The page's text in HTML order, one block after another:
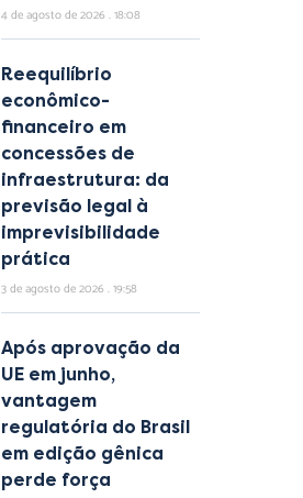
4 de agosto de 2026 18:08
Reequilíbrio
econômico-
financeiro em
concessões de
infraestrutura: da
previsão legal à
imprevisibilidade
prática
3 de agosto de 2026 19:58
Após aprovação da
UE em junho,
vantagem
regulatória do Brasil
em edição gênica
perde força